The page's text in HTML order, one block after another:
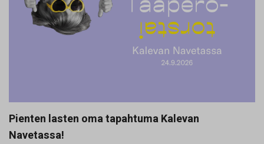
Pienten lasten oma tapahtuma Kalevan
Navetassa!